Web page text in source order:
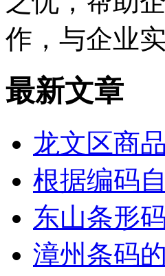
作，与企业
最新文章
龙文区商
根据编码
东山条形
漳州条码